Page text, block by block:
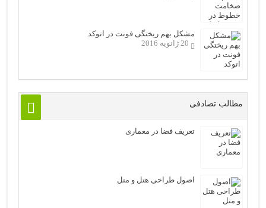
مشکل بهم ریختگی فونت در اتوکد
20 ژانویه 2016
مطالب تصادفی
تعریف فضا در معماری
اصول طراحی هتل و متل